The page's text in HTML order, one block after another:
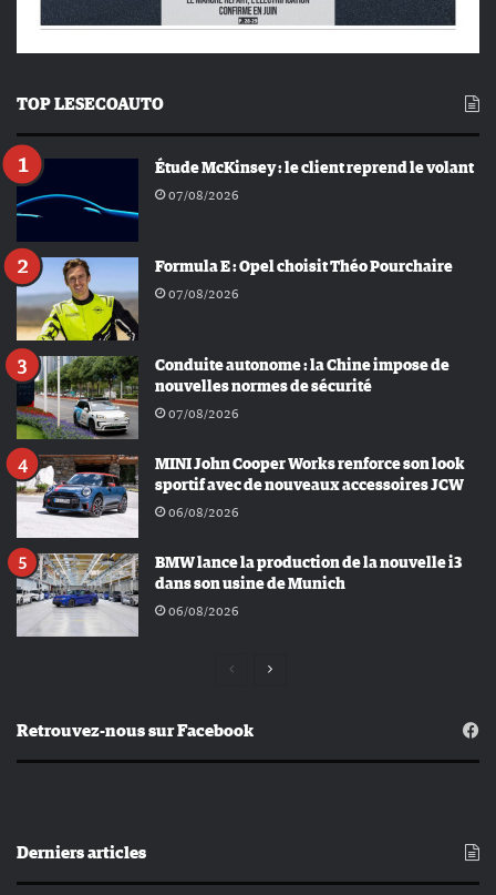
TOP LESECOAUTO
Étude McKinsey : le client reprend le volant
07/08/2026
Formula E : Opel choisit Théo Pourchaire
07/08/2026
Conduite autonome : la Chine impose de
nouvelles normes de sécurité
07/08/2026
MINI John Cooper Works renforce son look
sportif avec de nouveaux accessoires JCW
06/08/2026
BMW lance la production de la nouvelle i3
dans son usine de Munich
06/08/2026
Page
Page
Retrouvez-nous sur Facebook
Derniers articles